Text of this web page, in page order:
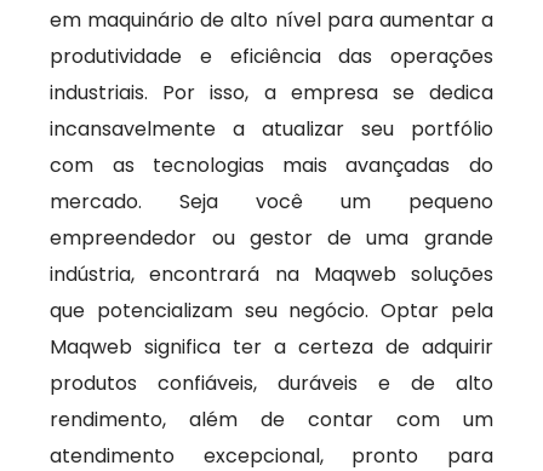
em maquinário de alto nível para aumentar a
produtividade e eficiência das operações
industriais. Por isso, a empresa se dedica
incansavelmente a atualizar seu portfólio
com as tecnologias mais avançadas do
mercado. Seja você um pequeno
empreendedor ou gestor de uma grande
indústria, encontrará na Maqweb soluções
que potencializam seu negócio. Optar pela
Maqweb significa ter a certeza de adquirir
produtos confiáveis, duráveis e de alto
rendimento, além de contar com um
atendimento excepcional, pronto para